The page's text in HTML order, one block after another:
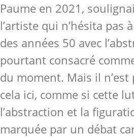
Paume en 2021,
l’artiste qui n’hésita pas
des années 50 avec
pourtant consacré
du moment. Mais il
cela ici, comme si cette
l’abstraction et la
marquée par un débat